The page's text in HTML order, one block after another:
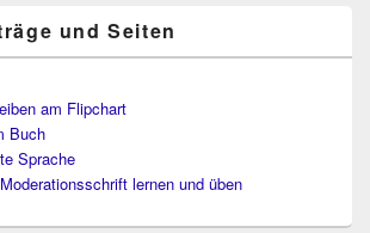
und Seiten
am Flipchart
Buch
Sprache
lernen und üben